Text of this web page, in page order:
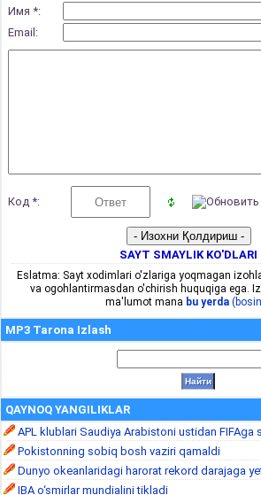
Имя *:
Email:
Код *:
SAYT SMAYLIK KO'DLARI
Eslatma: Sayt xodimlari o'zlariga yoqmagan
va ogohlantirmasdan o'chirish huquqiga ega.
ma'lumot mana bu yerda
MP3 Tarona Izlash
QAYNOQ YANGILIKLAR
APL klublari Saudiya Arabistoni ustidan
Pokistonning sobiq bosh vaziri qamaldi
Dunyo okeanlaridagi harorat rekord darajaga
IBA o‘smirlar mundialini tikladi